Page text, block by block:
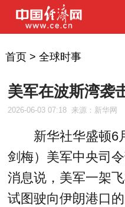
首页> 全球时事
美军在波斯湾袭
2026-06-03 07:18 来源：新华网
新华社华盛顿6
剑梅）美军中央司
消息说，美军一架
试图驶向伊朗港口